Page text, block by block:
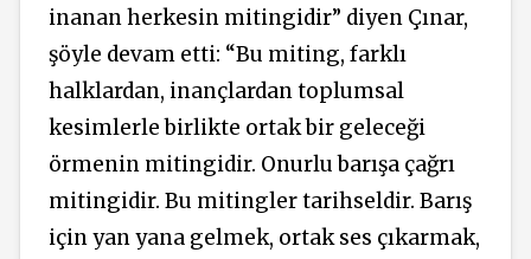
inanan herkesin mitingidir” diyen Çınar,
şöyle devam etti: “Bu miting, farklı
halklardan, inançlardan toplumsal
kesimlerle birlikte ortak bir geleceği
örmenin mitingidir. Onurlu barışa çağrı
mitingidir. Bu mitingler tarihseldir. Barış
için yan yana gelmek, ortak ses çıkarmak,